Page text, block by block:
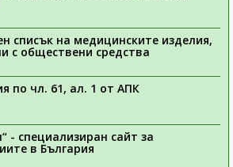
списък на медицинските изделия,
с обществени средства
по чл. 61, ал. 1 от АПК
- специализиран сайт за
в България